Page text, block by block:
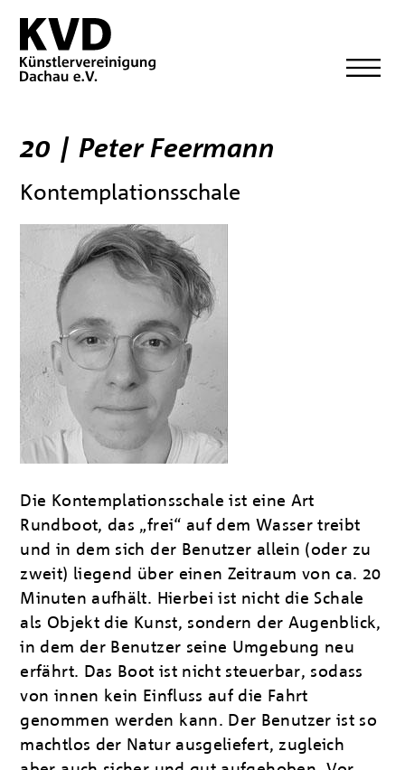
20 | Peter Feermann
Kontemplationsschale
Die Kontemplationsschale ist eine Art
Rundboot, das „frei“ auf dem Wasser treibt
und in dem sich der Benutzer allein (oder zu
zweit) liegend über einen Zeitraum von ca. 20
Minuten aufhält. Hierbei ist nicht die Schale
als Objekt die Kunst, sondern der Augenblick,
in dem der Benutzer seine Umgebung neu
erfährt. Das Boot ist nicht steuerbar, sodass
von innen kein Einfluss auf die Fahrt
genommen werden kann. Der Benutzer ist so
machtlos der Natur ausgeliefert, zugleich